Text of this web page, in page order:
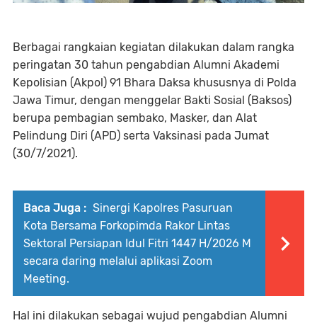
Berbagai rangkaian kegiatan dilakukan dalam rangka
peringatan 30 tahun pengabdian Alumni Akademi
Kepolisian (Akpol) 91 Bhara Daksa khususnya di Polda
Jawa Timur, dengan menggelar Bakti Sosial (Baksos)
berupa pembagian sembako, Masker, dan Alat
Pelindung Diri (APD) serta Vaksinasi pada Jumat
(30/7/2021).
Baca Juga : Sinergi Kapolres Pasuruan
Kota Bersama Forkopimda Rakor Lintas
Sektoral Persiapan Idul Fitri 1447 H/2026 M
secara daring melalui aplikasi Zoom
Meeting.
Hal ini dilakukan sebagai wujud pengabdian Alumni